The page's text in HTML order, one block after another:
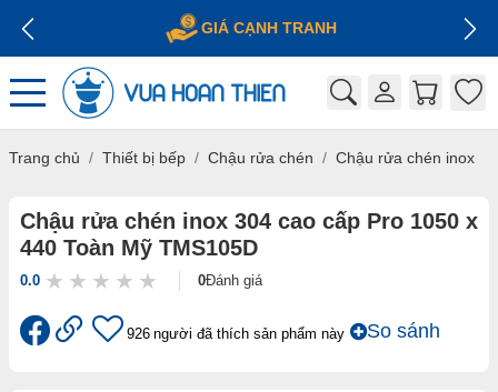
GIÁ CẠNH TRANH
Trang chủ Thiết bị bếp Chậu rửa chén Chậu rửa chén inox
Chậu rửa chén inox 304 cao cấp Pro 1050 x
440 Toàn Mỹ TMS105D
0.0 0Đánh giá
926 người đã thích sản phẩm này So sánh